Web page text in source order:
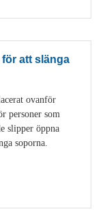
att slänga
ovanför
personer som
slipper öppna
soporna.